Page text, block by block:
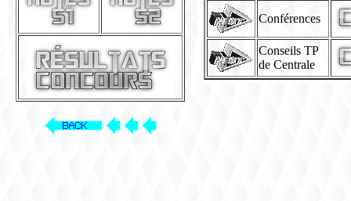
Conférences
Conseils TP
de Centrale